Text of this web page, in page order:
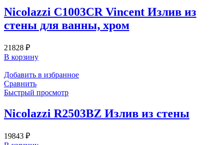
Nicolazzi C1003CR Vincent Излив из
стены для ванны, хром
21828 ₽
В корзину
Добавить в избранное
Сравнить
Быстрый просмотр
Nicolazzi R2503BZ Излив из стены
19843 ₽